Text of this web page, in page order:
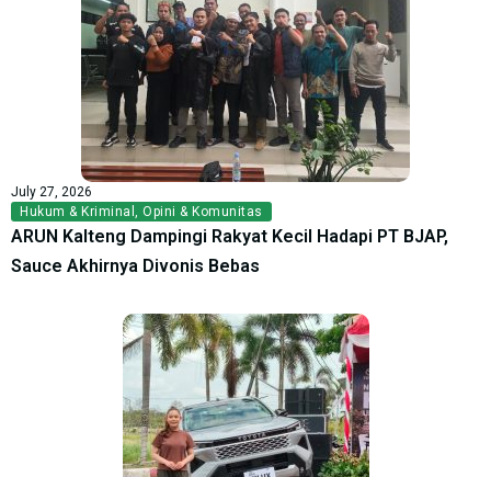
July 27, 2026
Hukum & Kriminal , Opini & Komunitas
ARUN Kalteng Dampingi Rakyat Kecil Hadapi PT BJAP,
Sauce Akhirnya Divonis Bebas